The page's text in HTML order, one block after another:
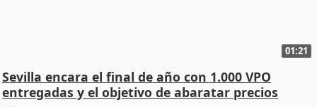
01:21
Sevilla encara el final de año con 1.000 VPO
entregadas y el objetivo de abaratar precios